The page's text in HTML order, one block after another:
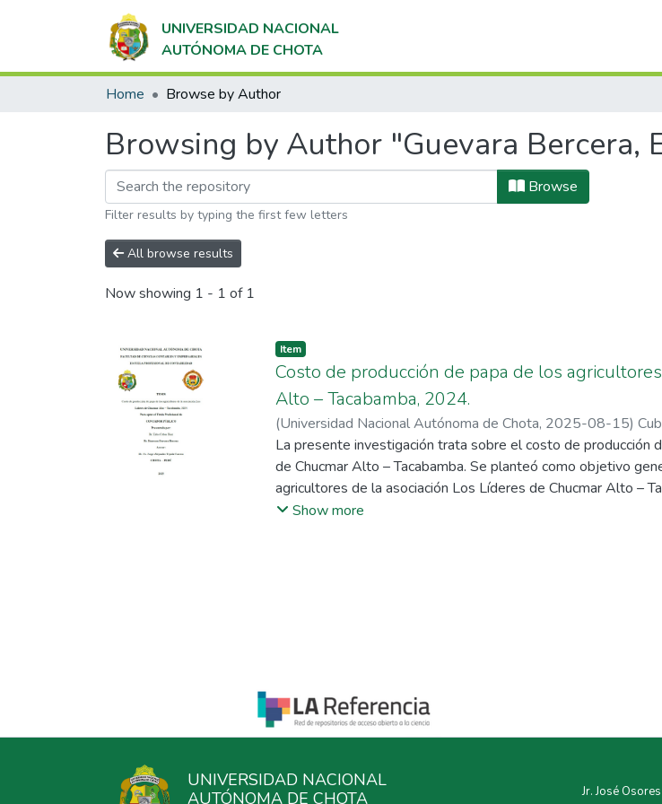
UNIVERSIDAD NACIONAL
AUTÓNOMA DE CHOTA
Home Browse by Author
Browsing by Author "Guevara Bercera,
Browse
Filter results by typing the first few letters
All browse results
Now showing 1 - 1 of 1
Item
Costo de producción de papa de los
Alto – Tacabamba, 2024.
(Universidad Nacional Autónoma de Chota, 2025-08-15)
Jorge Alejandro
La presente investigación trata sobre el costo de producción
de Chucmar Alto – Tacabamba. Se planteó como objetivo
agricultores de la asociación Los Líderes de Chucmar Alto –
diseño no experimental-transversal y de enfoque
Show more
UNIVERSIDAD NACIONAL
AUTÓNOMA DE CHOTA
Jr. José